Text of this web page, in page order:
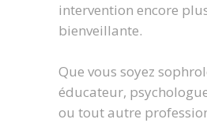
intervention encore
bienveillante.
Que vous soyez
éducateur,
ou tout autre